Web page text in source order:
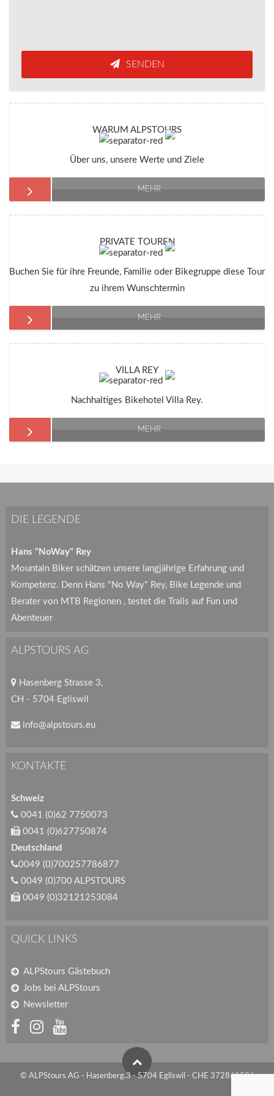
SENDEN
WARUM ALPSTOURS
Über uns, unsere Werte und Ziele
MEHR
PRIVATE TOUREN
Buchen Sie für ihre Freunde, Familie oder Bikegruppe diese Tour
zu ihrem Wunschtermin
MEHR
VILLA REY
Nachhaltiges Bikehotel Villa Rey.
MEHR
DIE LEGENDE
Hans "NoWay" Rey
Mountain Biker schätzen unsere langjährige Erfahrung und
Kompetenz. Denn Hans "No Way" Rey, Bike Legende und
Berater von MTB Regionen , testet die Trails auf Fun und
Abenteuer
ALPSTOURS AG
Hasenberg Strasse 3,
CH - 5704 Egliswil
info@alpstours.eu
KONTAKTE
Schweiz
0041 (0)62 7750073
0041 (0)627750874
Deutschland
0049 (0)700257786877
0049 (0)700 ALPSTOURS
0049 (0)32121253084
QUICK LINKS
ALPStours Gästebuch
Jobs bei ALPStours
Newsletter
© ALPStours AG - Hasenberg.3 - 5704 Egliswil - CHE 372861586